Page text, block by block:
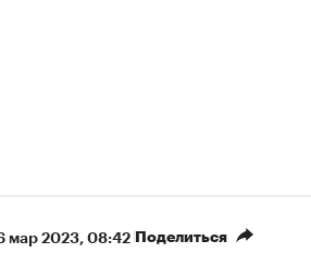
мар 2023, 08:42 Поделиться